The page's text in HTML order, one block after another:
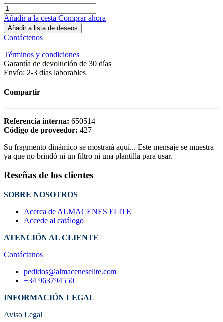
Añadir a la cesta Comprar ahora
Añadir a lista de deseos
Contáctenos
Términos y condiciones
Garantía de devolución de 30 días
Envío: 2-3 días laborables
Compartir
Referencia interna: 650514
Código de proveedor: 427
Su fragmento dinámico se mostrará aquí... Este mensaje se muestra
ya que no brindó ni un filtro ni una plantilla para usar.
Reseñas de los clientes
SOBRE NOSOTROS
Acerca de ALMACENES ELITE
Accede al catálogo
ATENCIÓN AL CLIENTE
Contáctanos
pedidos@almaceneselite.com
+34 963794550
INFORMACIÓN LEGAL
Aviso Legal